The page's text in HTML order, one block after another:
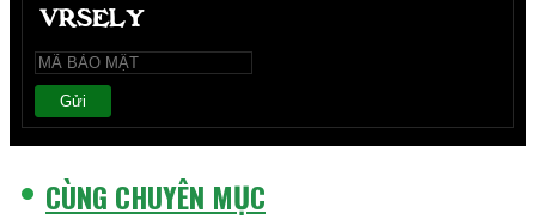
Gửi
CÙNG CHUYÊN MỤC